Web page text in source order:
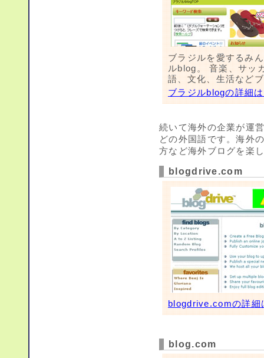
ブラジルを愛するみ
ルblog。 音楽、サッ
語、文化、生活など
ブラジルblogの詳細
続いて海外の企業が運
どの外国語です。海外
方など海外ブログを楽
blogdrive.com
blogdrive.comの詳細
blog.com